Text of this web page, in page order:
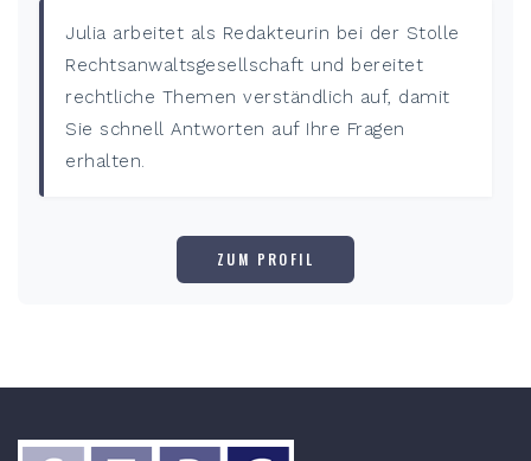
Julia arbeitet als Redakteurin bei der Stolle
Rechtsanwaltsgesellschaft und bereitet
rechtliche Themen verständlich auf, damit
Sie schnell Antworten auf Ihre Fragen
erhalten.
ZUM PROFIL